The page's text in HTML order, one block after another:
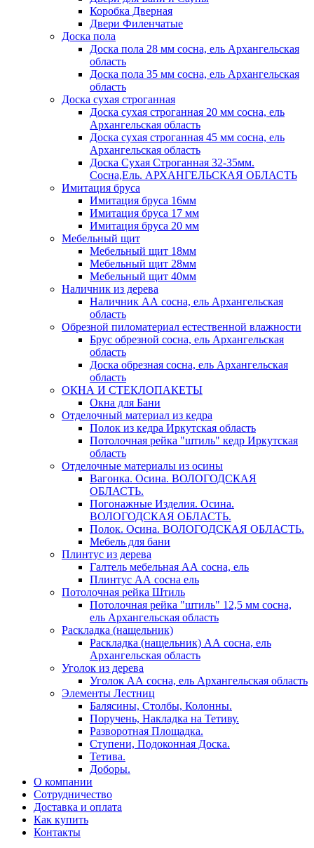
Коробка Дверная
Двери Филенчатые
Доска пола
Доска пола 28 мм сосна, ель Архангельская
область
Доска пола 35 мм сосна, ель Архангельская
область
Доска сухая строганная
Доска сухая строганная 20 мм сосна, ель
Архангельская область
Доска сухая строганная 45 мм сосна, ель
Архангельская область
Доска Сухая Строганная 32-35мм.
Сосна,Ель. АРХАНГЕЛЬСКАЯ ОБЛАСТЬ
Имитация бруса
Имитация бруса 16мм
Имитация бруса 17 мм
Имитация бруса 20 мм
Мебельный щит
Мебельный щит 18мм
Мебельный щит 28мм
Мебельный щит 40мм
Наличник из дерева
Наличник АА сосна, ель Архангельская
область
Обрезной пиломатериал естественной влажности
Брус обрезной сосна, ель Архангельская
область
Доска обрезная сосна, ель Архангельская
область
ОКНА И СТЕКЛОПАКЕТЫ
Окна для Бани
Отделочный материал из кедра
Полок из кедра Иркутская область
Потолочная рейка "штиль" кедр Иркутская
область
Отделочные материалы из осины
Вагонка. Осина. ВОЛОГОДСКАЯ
ОБЛАСТЬ.
Погонажные Изделия. Осина.
ВОЛОГОДСКАЯ ОБЛАСТЬ.
Полок. Осина. ВОЛОГОДСКАЯ ОБЛАСТЬ.
Мебель для бани
Плинтус из дерева
Галтель мебельная АА сосна, ель
Плинтус АА сосна ель
Потолочная рейка Штиль
Потолочная рейка "штиль" 12,5 мм сосна,
ель Архангельская область
Раскладка (нащельник)
Раскладка (нащельник) АА сосна, ель
Архангельская область
Уголок из дерева
Уголок АА сосна, ель Архангельская область
Элементы Лестниц
Балясины, Столбы, Колонны.
Поручень, Накладка на Тетиву.
Разворотная Площадка.
Ступени, Подоконная Доска.
Тетива.
Доборы.
О компании
Сотрудничество
Доставка и оплата
Как купить
Контакты